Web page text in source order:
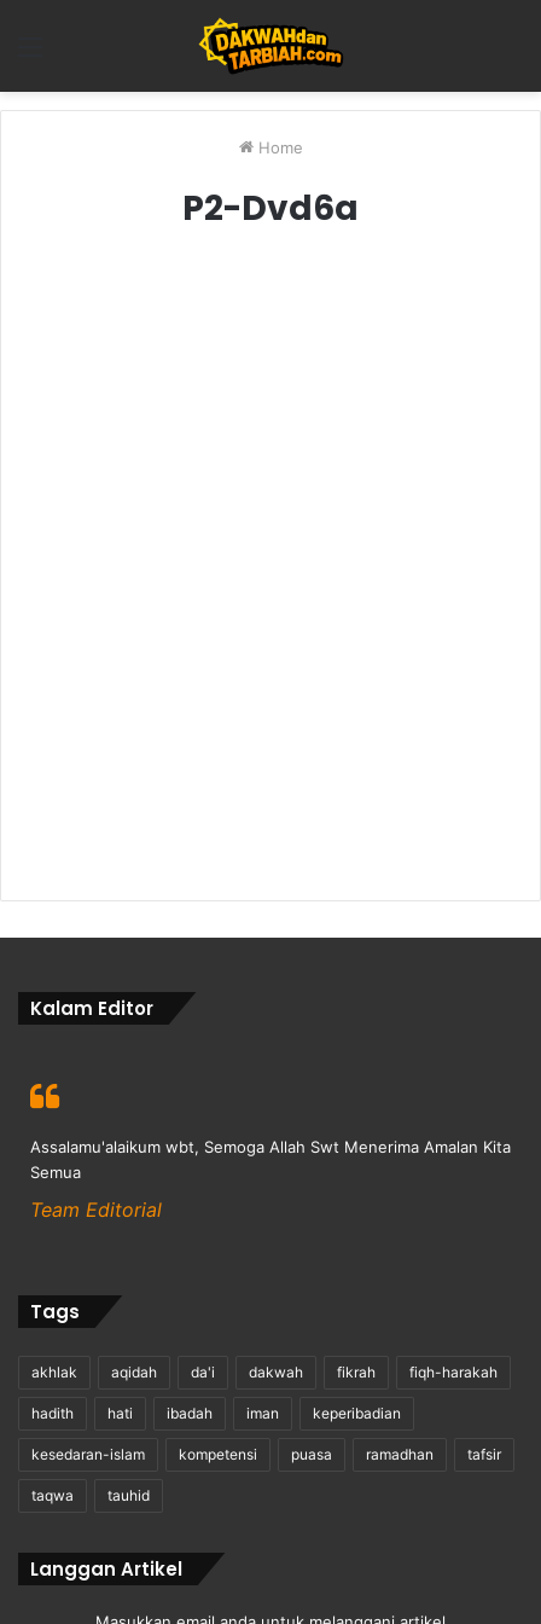
Home
P2-Dvd6a
Kalam Editor
Assalamu'alaikum wbt, Semoga Allah Swt Menerima Amalan Kita
Semua
Team Editorial
Tags
akhlak aqidah da'i dakwah fikrah fiqh-harakah
hadith hati ibadah iman keperibadian
kesedaran-islam kompetensi puasa ramadhan tafsir
taqwa tauhid
Langgan Artikel